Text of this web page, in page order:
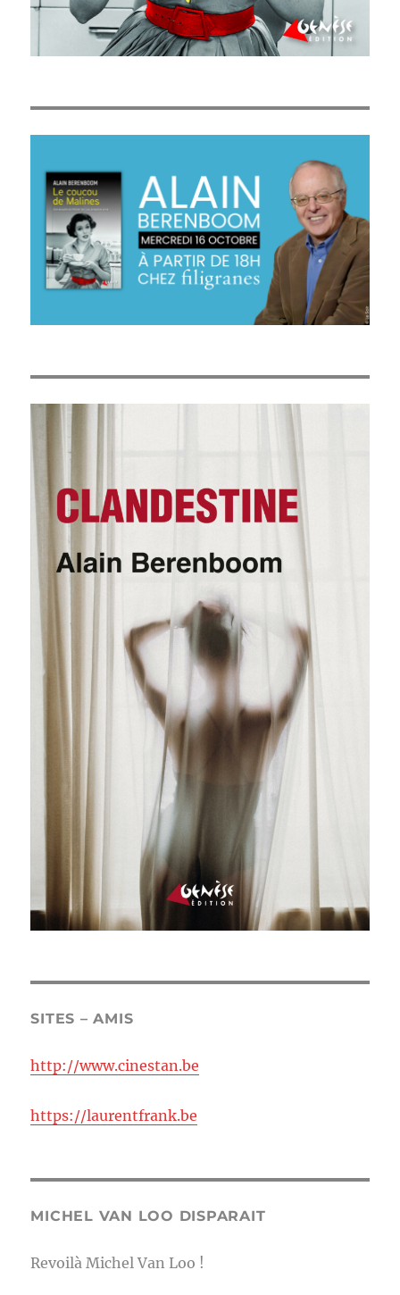
SITES – AMIS
http://www.cinestan.be
https://laurentfrank.be
MICHEL VAN LOO DISPARAIT
Revoilà Michel Van Loo !